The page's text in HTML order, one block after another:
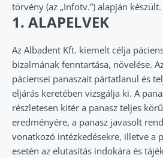
törvény (az „Infotv.”) alapján készült.
1. ALAPELVEK
Az Albadent Kft. kiemelt célja
bizalmának fenntartása, növelése.
páciensei panaszait pártatlanul és
eljárás keretében vizsgálja ki. A
részletesen kitér a panasz teljes
eredményére, a panasz javasolt
vonatkozó intézkedésekre, illetve a
esetén az elutasítás indokára és